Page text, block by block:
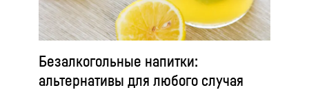
Безалкогольные напитки:
альтернативы для любого случая